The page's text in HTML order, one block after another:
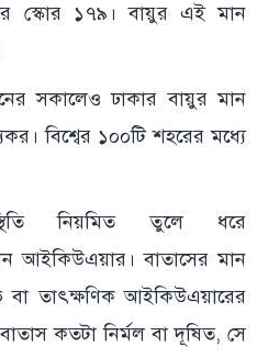
স্কোর ১৭৯। বায়ুর এই মান
সকালেও ঢাকার বায়ুর মান
বিশ্বের ১০০টি শহরের মধ্যে
নিয়মিত তুলে ধরে
আইকিউএয়ার। বাতাসের মান
তাৎক্ষণিক আইকিউএয়ারের
কতটা নির্মল বা দূষিত, সে